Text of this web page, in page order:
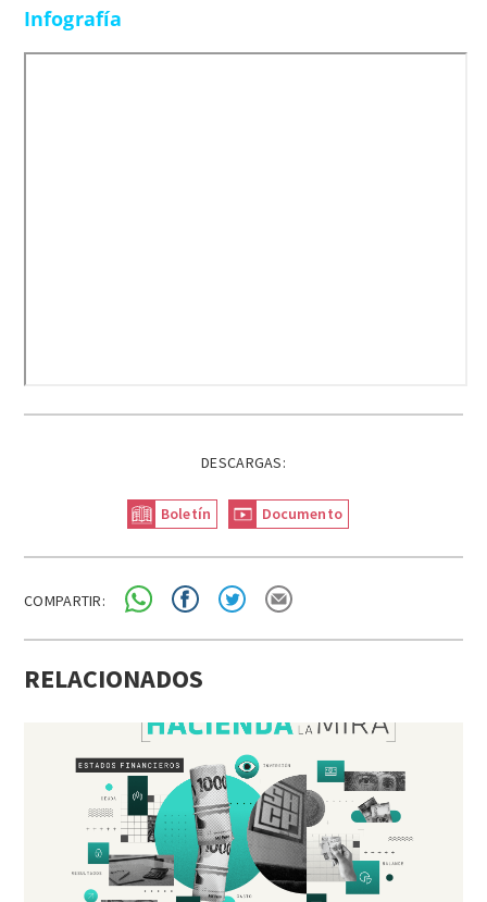
Infografía
DESCARGAS:
Boletín Documento
COMPARTIR:
RELACIONADOS